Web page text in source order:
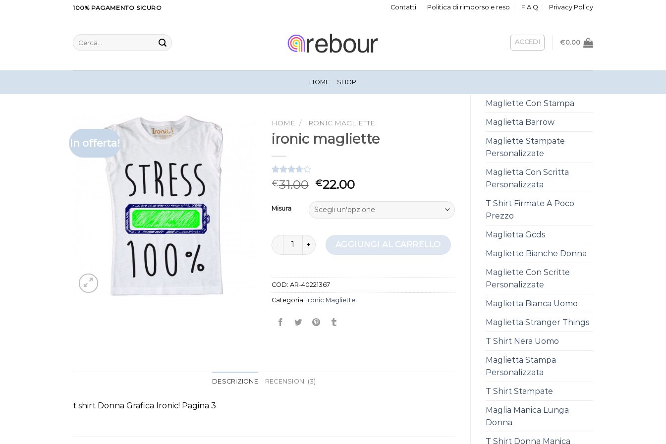
100% PAGAMENTO SICURO Contatti Politica di rimborso e reso F.A.Q Privacy Policy
Cerca: ACCEDI €0.00
HOME SHOP
Magliette Con Stampa
Maglietta Barrow
Magliette Stampate
Personalizzate
Maglietta Con Scritta
Personalizzata
T Shirt Firmate A Poco
Prezzo
Maglietta Gcds
Magliette Bianche Donna
Magliette Con Scritte
Personalizzate
Maglietta Bianca Uomo
Maglietta Stranger Things
T Shirt Nera Uomo
Maglietta Stampa
Personalizzata
T Shirt Stampate
Maglia Manica Lunga
Donna
T Shirt Donna Manica
In offerta!
HOME / IRONIC MAGLIETTE
ironic magliette
Valutato
3.67su
base di
3
recensioni
€31.00 €22.00
Misura
ironic magliette quantitàAGGIUNGI AL CARRELLO
COD: AR-40221367
Categoria: Ironic Magliette
DESCRIZIONE RECENSIONI (3)
t shirt Donna Grafica Ironic! Pagina 3